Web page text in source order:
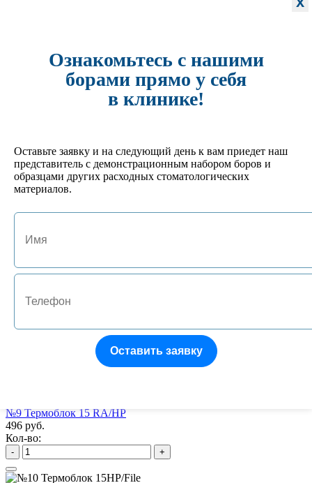
№8 Термоблок 20FG/10RA
495 руб.
Кол-во:
+
№4 Подставка под боры FG/RA на 24 инструмента
702 руб.
+
арт. JA-01125-HM
№9 Термоблок 15 RA/HP
496 руб.
Кол-во:
- +
Ознакомьтесь с нашими
борами прямо у себя
в клинике!
Оставьте заявку и на следующий день к вам приедет наш
представитель с демонстрационным набором боров и
образцами других расходных стоматологических
материалов.
Оставить заявку